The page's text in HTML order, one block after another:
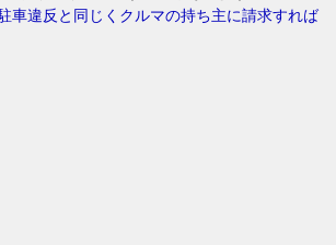
車違反と同じくクルマの持ち主に請求すれば